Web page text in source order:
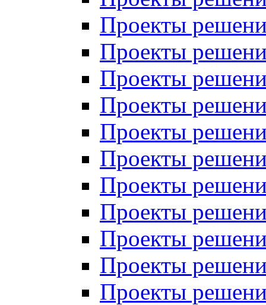
Проекты
Проекты
Проекты
Проекты
Проекты
Проекты
Проекты
Проекты
Проекты
Проекты
Проекты